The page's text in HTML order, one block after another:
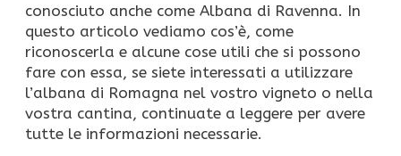
conosciuto anche come Albana di Ravenna. In
questo articolo vediamo cos’è, come
riconoscerla e alcune cose utili che si possono
fare con essa, se siete interessati a utilizzare
l’albana di Romagna nel vostro vigneto o nella
vostra cantina, continuate a leggere per avere
tutte le informazioni necessarie.